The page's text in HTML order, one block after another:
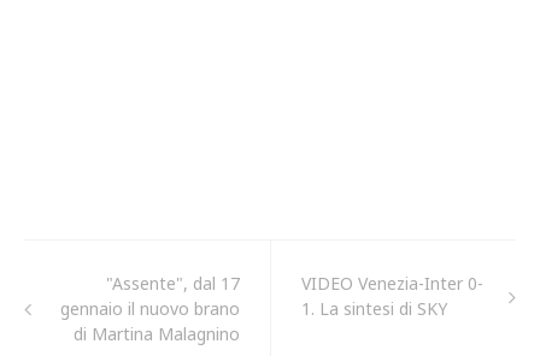
"Assente", dal 17
gennaio il nuovo brano
di Martina Malagnino
VIDEO Venezia-Inter 0-
1. La sintesi di SKY